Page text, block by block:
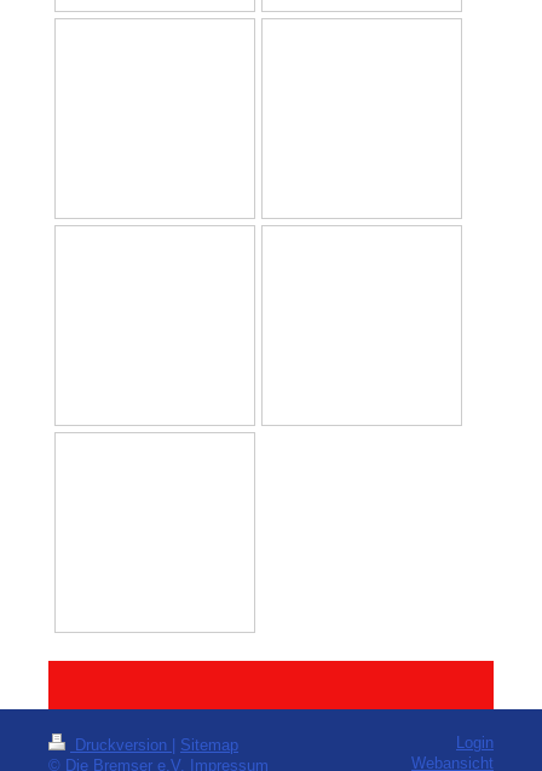
Druckversion
Sitemap
© Die Bremser e.V.
Impressum
Login
Webansicht